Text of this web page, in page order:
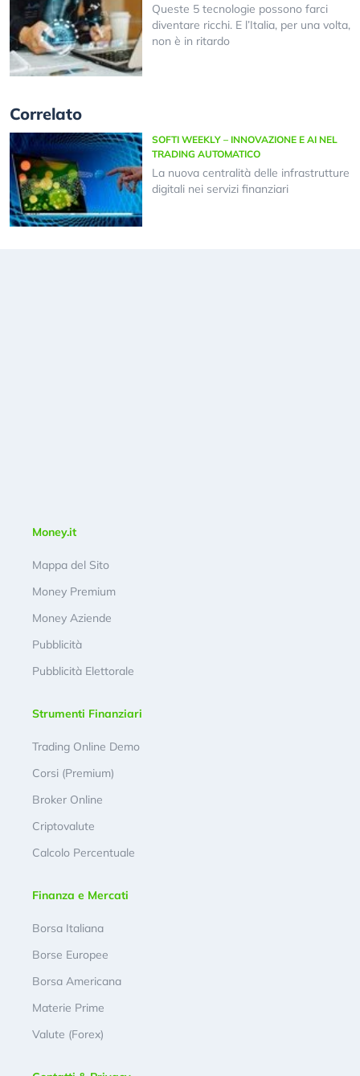
Queste 5 tecnologie possono farci
diventare ricchi. E l’Italia, per una volta,
non è in ritardo
Correlato
SOFTI WEEKLY – INNOVAZIONE E AI NEL
TRADING AUTOMATICO
La nuova centralità delle infrastrutture
digitali nei servizi finanziari
Money.it
Mappa del Sito
Money Premium
Money Aziende
Pubblicità
Pubblicità Elettorale
Strumenti Finanziari
Trading Online Demo
Corsi (Premium)
Broker Online
Criptovalute
Calcolo Percentuale
Finanza e Mercati
Borsa Italiana
Borse Europee
Borsa Americana
Materie Prime
Valute (Forex)